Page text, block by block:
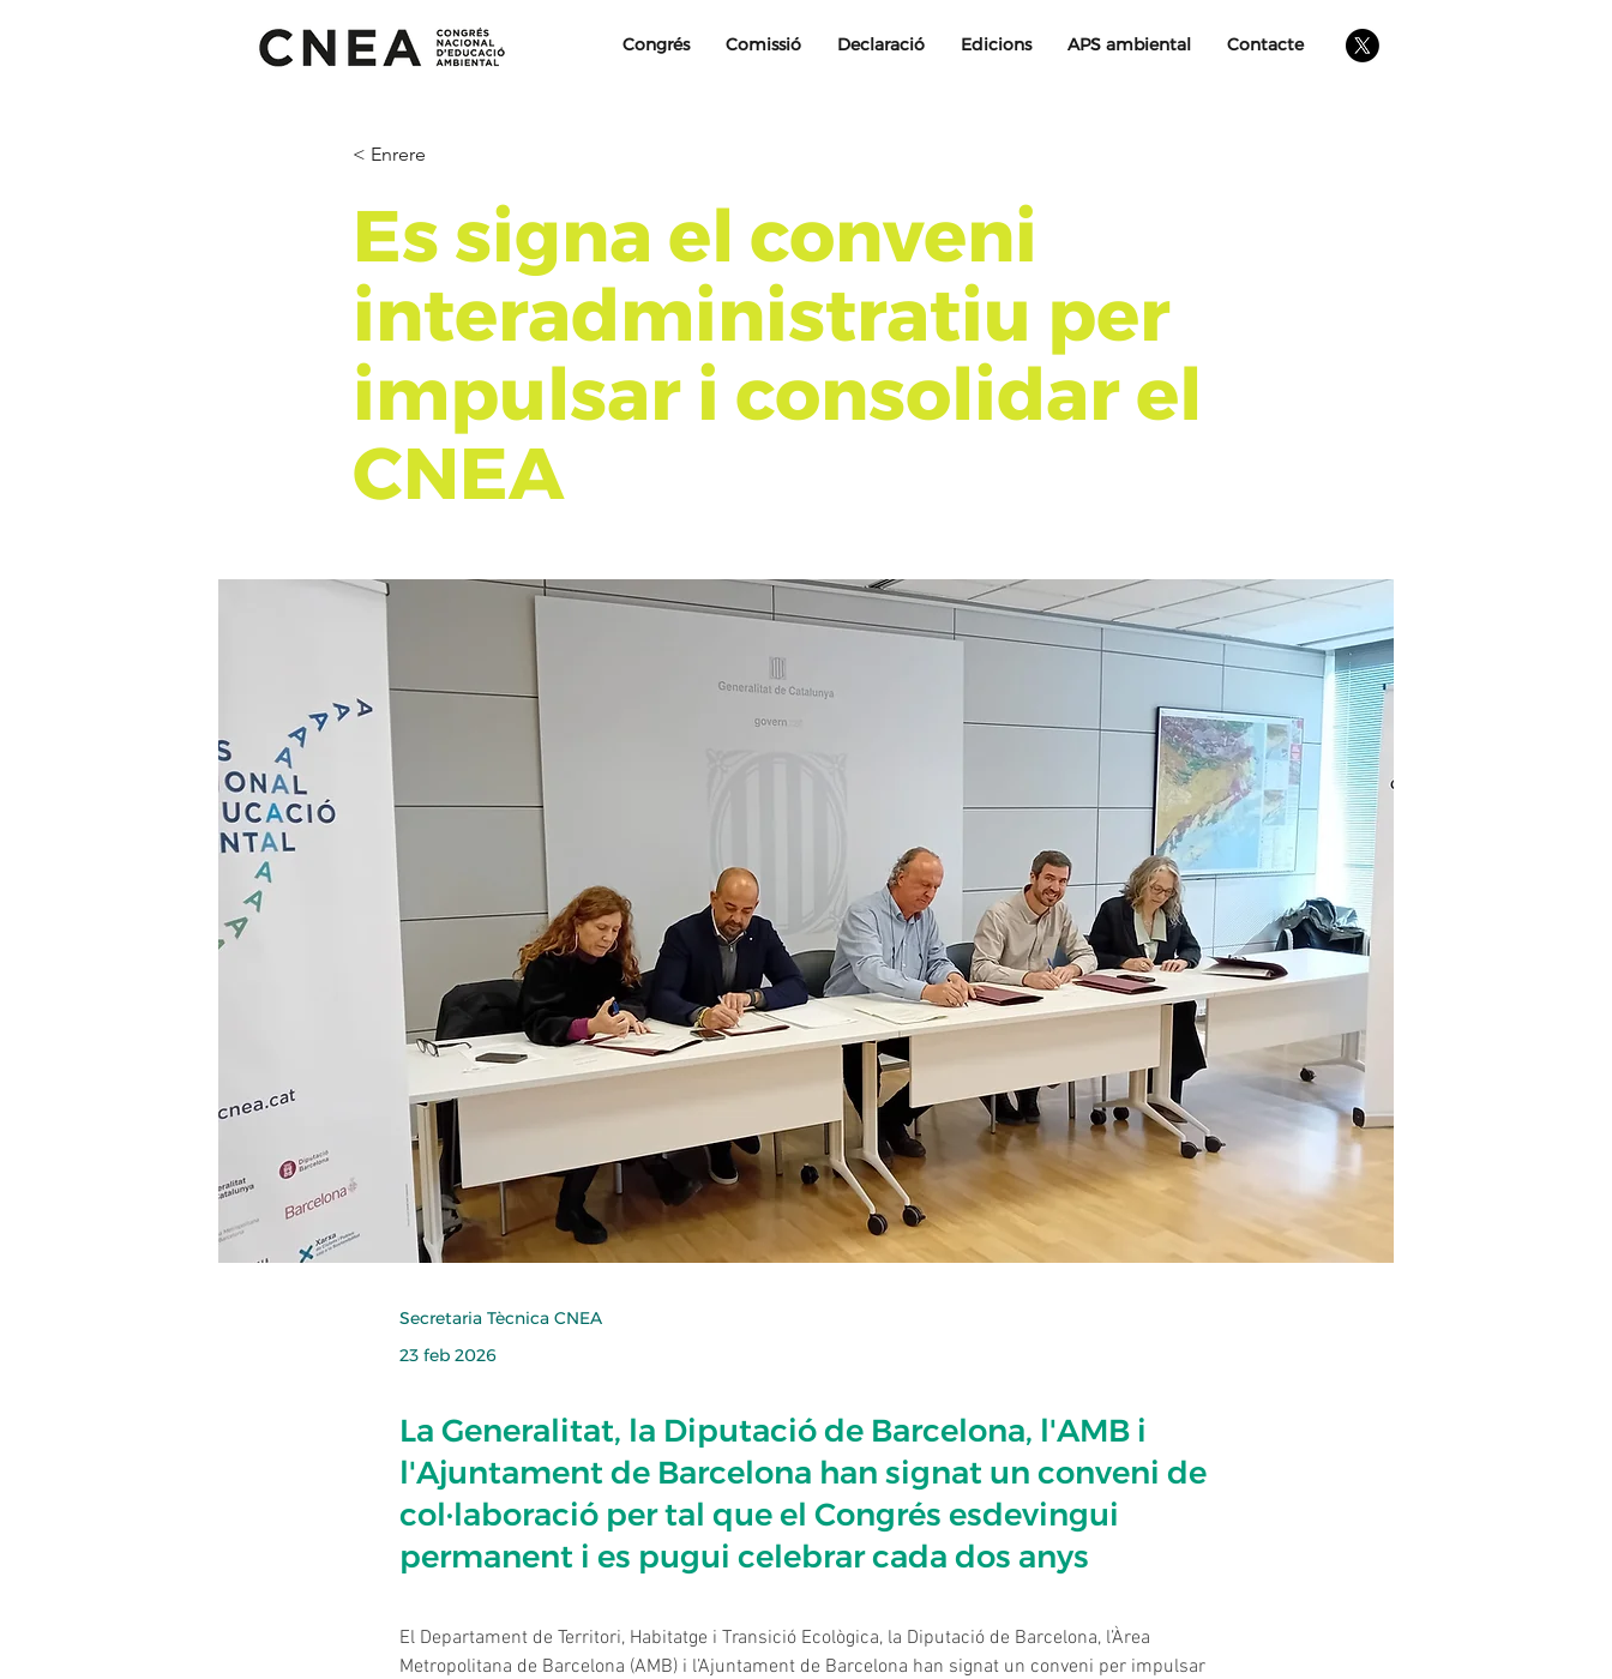
Congrés Comissió Declaració Edicions APS ambiental Contacte
< Enrere
Es signa el conveni
interadministratiu per
impulsar i consolidar el
CNEA
Secretaria Tècnica CNEA
23 feb 2026
La Generalitat, la Diputació de Barcelona, l'AMB i
l'Ajuntament de Barcelona han signat un conveni de
col·laboració per tal que el Congrés esdevingui
permanent i es pugui celebrar cada dos anys
El Departament de Territori, Habitatge i Transició Ecològica, la Diputació de Barcelona, l’Àrea
Metropolitana de Barcelona (AMB) i l’Ajuntament de Barcelona han signat un conveni per impulsar